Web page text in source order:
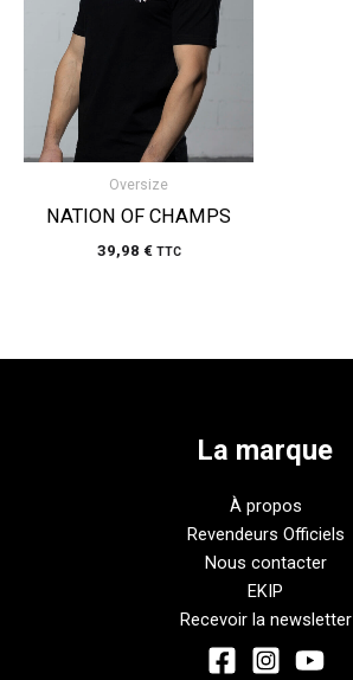
Oversize
NATION OF CHAMPS
39,98 € TTC
La marque
À propos
Revendeurs Officiels
Nous contacter
EKIP
Recevoir la newsletter